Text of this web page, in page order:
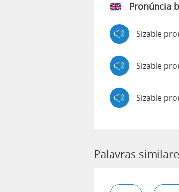
Pronúncia
Sizable
Sizable
Sizable
Palavras